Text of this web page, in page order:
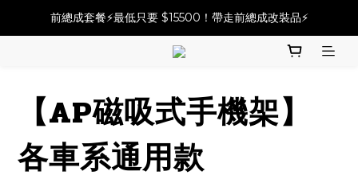
必改龍頭四件套⚡️不用五千六!! 優惠價只要 $ 4899💥
前總成套餐⚡️最低只要 $15500！帶走前總成改裝品⚡️
2025倒叉前總全方案✨A~F自由選✨點擊購買
【AP磁吸式手機架】
各車系通用款